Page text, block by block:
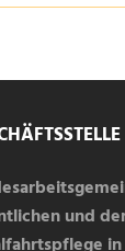
und